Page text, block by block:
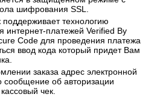
шифрования SSL.
технологию
интернет-платежей Verified By
Code для проведения платежа
ввод кода который придет Вам
заказа адрес электронной
сообщение об авторизации
чек.